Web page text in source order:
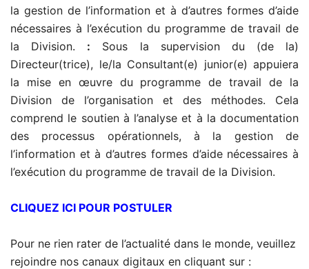
la gestion de l’information et à d’autres formes d’aide
nécessaires à l’exécution du programme de travail de
la Division. : Sous la supervision du (de la)
Directeur(trice), le/la Consultant(e) junior(e) appuiera
la mise en œuvre du programme de travail de la
Division de l’organisation et des méthodes. Cela
comprend le soutien à l’analyse et à la documentation
des processus opérationnels, à la gestion de
l’information et à d’autres formes d’aide nécessaires à
l’exécution du programme de travail de la Division.
CLIQUEZ ICI POUR POSTULER
Pour ne rien rater de l’actualité dans le monde, veuillez
rejoindre nos canaux digitaux en cliquant sur :